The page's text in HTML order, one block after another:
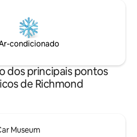
condicionado
dos principais pontos
de Richmond
Museum